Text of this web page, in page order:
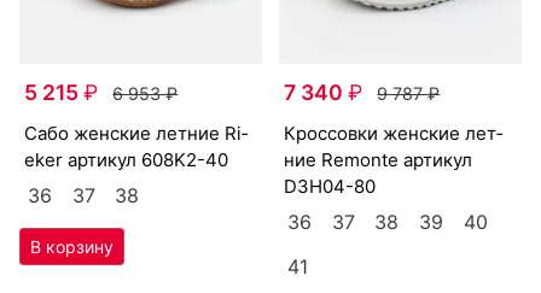
5 215₽ 6 953₽
са­бо женс­кие лет­ние Ri­
eker артикул 608K2-40
36 37 38
7 340₽ 9 787₽
крос­совки женс­кие лет­
ние Re­mon­te артикул
D3H04-80
36 37 38 39
40
41